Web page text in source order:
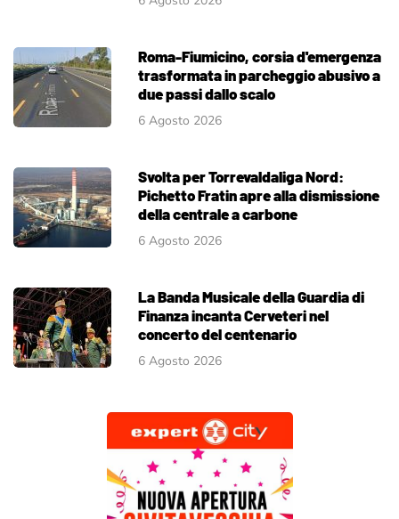
Roma-Fiumicino, corsia d'emergenza
trasformata in parcheggio abusivo a
due passi dallo scalo
6 Agosto 2026
Svolta per Torrevaldaliga Nord:
Pichetto Fratin apre alla dismissione
della centrale a carbone
6 Agosto 2026
La Banda Musicale della Guardia di
Finanza incanta Cerveteri nel
concerto del centenario
6 Agosto 2026